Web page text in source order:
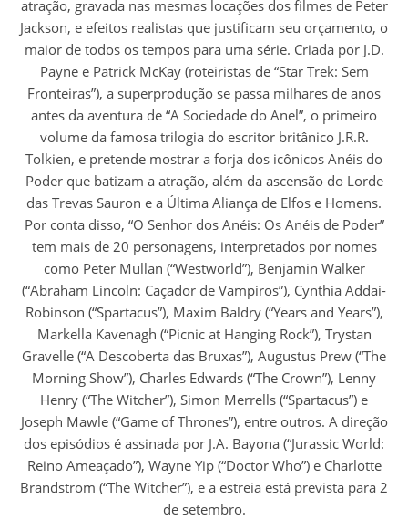
atração, gravada nas mesmas locações dos filmes de Peter
Jackson, e efeitos realistas que justificam seu orçamento, o
maior de todos os tempos para uma série. Criada por J.D.
Payne e Patrick McKay (roteiristas de “Star Trek: Sem
Fronteiras”), a superprodução se passa milhares de anos
antes da aventura de “A Sociedade do Anel”, o primeiro
volume da famosa trilogia do escritor britânico J.R.R.
Tolkien, e pretende mostrar a forja dos icônicos Anéis do
Poder que batizam a atração, além da ascensão do Lorde
das Trevas Sauron e a Última Aliança de Elfos e Homens.
Por conta disso, “O Senhor dos Anéis: Os Anéis de Poder”
tem mais de 20 personagens, interpretados por nomes
como Peter Mullan (“Westworld”), Benjamin Walker
(“Abraham Lincoln: Caçador de Vampiros”), Cynthia Addai-
Robinson (“Spartacus”), Maxim Baldry (“Years and Years”),
Markella Kavenagh (“Picnic at Hanging Rock”), Trystan
Gravelle (“A Descoberta das Bruxas”), Augustus Prew (“The
Morning Show”), Charles Edwards (“The Crown”), Lenny
Henry (“The Witcher”), Simon Merrells (“Spartacus”) e
Joseph Mawle (“Game of Thrones”), entre outros. A direção
dos episódios é assinada por J.A. Bayona (“Jurassic World:
Reino Ameaçado”), Wayne Yip (“Doctor Who”) e Charlotte
Brändström (“The Witcher”), e a estreia está prevista para 2
de setembro.